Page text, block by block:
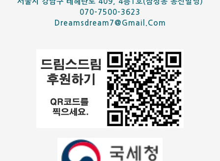
070-7500-3623
Dreamsdream7@gmail.com